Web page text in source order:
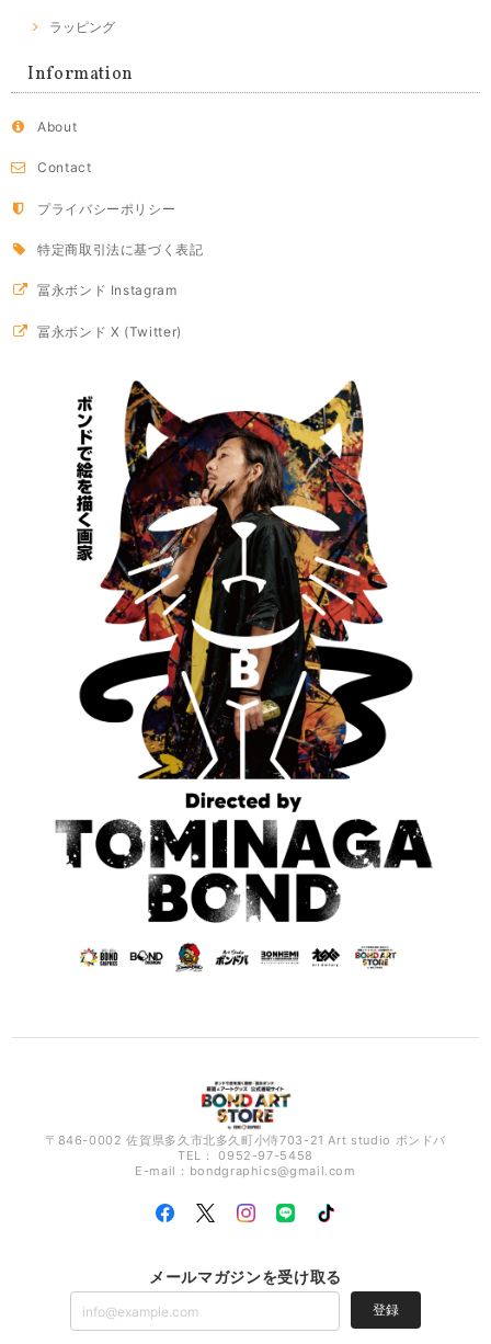
ラッピング
Information
About
Contact
プライバシーポリシー
特定商取引法に基づく表記
冨永ボンド Instagram
冨永ボンド X (Twitter)
〒846-0002 佐賀県多久市北多久町小侍703-21 Art studio ボンドバ
TEL： 0952-97-5458
E-mail： bondgraphics@gmail.com
メールマガジンを受け取る
登録